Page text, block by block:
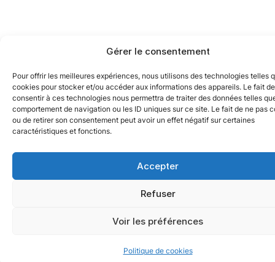
Gérer le consentement
Pour offrir les meilleures expériences, nous utilisons des technologies telles
cookies pour stocker et/ou accéder aux informations des appareils. Le fait de
consentir à ces technologies nous permettra de traiter des données telles
comportement de navigation ou les ID uniques sur ce site. Le fait de ne pas
ou de retirer son consentement peut avoir un effet négatif sur certaines
caractéristiques et fonctions.
Accepter
Refuser
Voir les préférences
Politique de cookies